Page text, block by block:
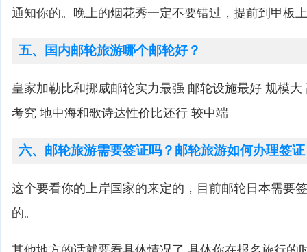
通知你的。晚上的烟花秀一定不要错过，提前到甲板
五、国内邮轮旅游哪个邮轮好？
皇家加勒比和挪威邮轮实力最强 邮轮设施最好 规模
考究 地中海和歌诗达性价比还行 较中端
六、邮轮旅游需要签证吗？邮轮旅游如何办理签
这个要看你的上岸国家的来定的，目前邮轮日本需要
的。